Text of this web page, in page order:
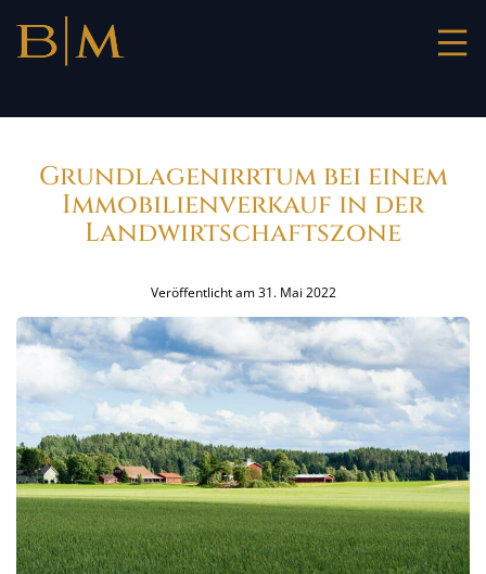
Inhalt
springen
Grundlagenirrtum bei einem
Immobilienverkauf in der
Landwirtschaftszone
Veröffentlicht am31. Mai 2022